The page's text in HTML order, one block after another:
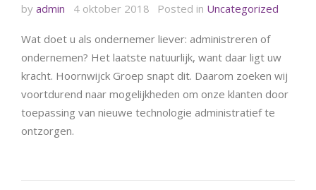
by admin 4 oktober 2018 Posted in Uncategorized
Wat doet u als ondernemer liever: administreren of
ondernemen? Het laatste natuurlijk, want daar ligt uw
kracht. Hoornwijck Groep snapt dit. Daarom zoeken wij
voortdurend naar mogelijkheden om onze klanten door
toepassing van nieuwe technologie administratief te
ontzorgen.